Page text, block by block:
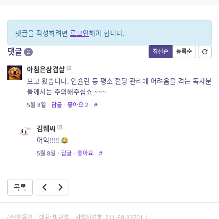
댓글을 작성하려면 로그인해야 합니다.
최신순 등록순
댓글 2
아침은삼겹살
보고 왔습니다. 인슐린 등 평소 혈당 관리에 어려움을 격는 독자분
들께서는 주의해주십쇼 ~~~
5월 8일 · 답글 · 좋아요2 · #
김줴씨
어억!!!!!
5월 8일 · 답글 · 좋아요 · #
목록
(주)민음인 대표: 박근섭 사업자번호: 211-88-33701